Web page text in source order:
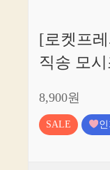
[로켓프
직송 모
8,900원
SALE